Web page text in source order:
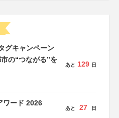
グキャンペーン
の“つながる”を
あと 129 日
ワード 2026
あと 27 日